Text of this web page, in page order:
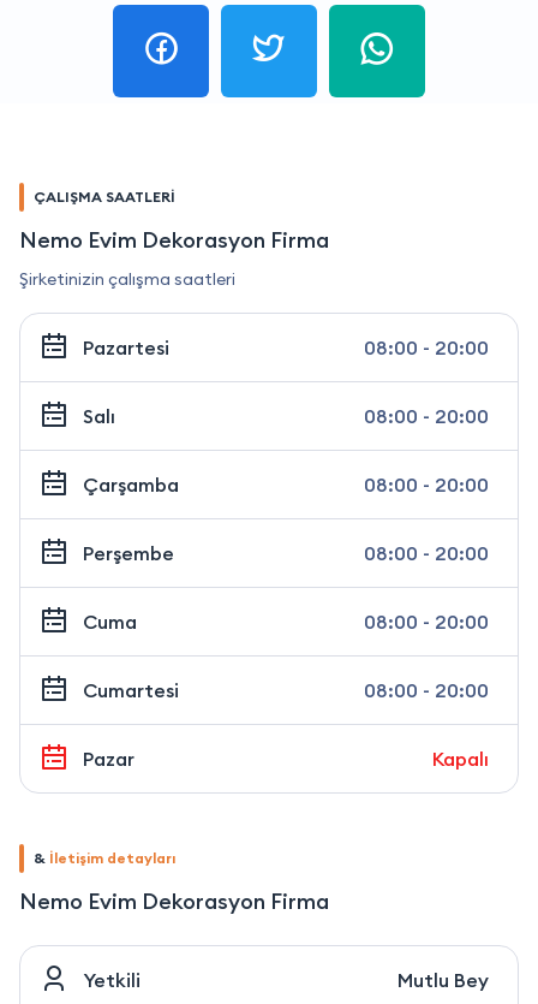
ÇALIŞMA SAATLERİ
Nemo Evim Dekorasyon Firma
Şirketinizin çalışma saatleri
Pazartesi 08:00 - 20:00
Salı 08:00 - 20:00
Çarşamba 08:00 - 20:00
Perşembe 08:00 - 20:00
Cuma 08:00 - 20:00
Cumartesi 08:00 - 20:00
Pazar Kapalı
& İletişim detayları
Nemo Evim Dekorasyon Firma
Yetkili Mutlu Bey